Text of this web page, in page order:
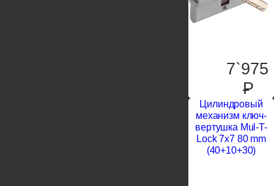
7`975
P
Цилиндровый
механизм ключ-
вертушка Mul-T-
Lock 7x7 80 mm
(40+10+30)